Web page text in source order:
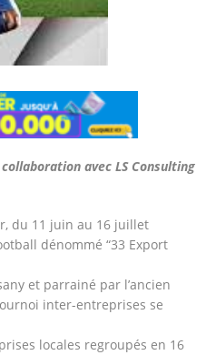
avec LS Consulting
du 11 juin au 16 juillet
dénommé “33 Export
et parrainé par l’ancien
inter-entreprises se
locales regroupés en 16